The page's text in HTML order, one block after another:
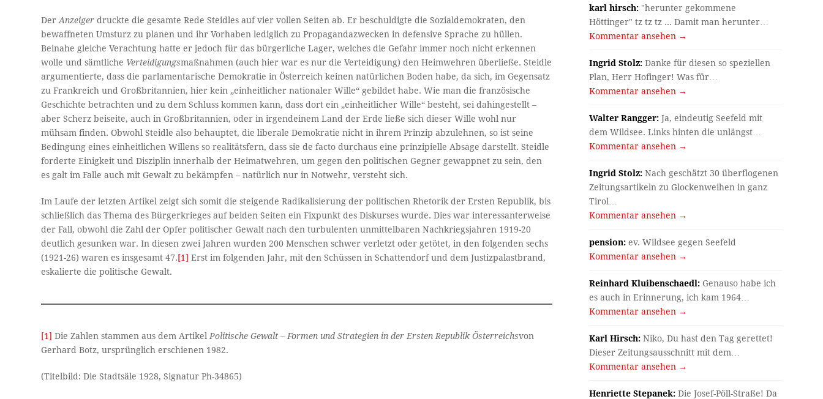
DerAnzeiger druckte die gesamte Rede Steidles auf vier vollen Seiten ab. Er beschuldigte die Sozialdemokraten, den
bewaffneten Umsturz zu planen und ihr Vorhaben lediglich zu Propagandazwecken in defensive Sprache zu hüllen.
Beinahe gleiche Verachtung hatte er jedoch für das bürgerliche Lager, welches die Gefahr immer noch nicht erkennen
wolle und sämtliche Verteidigungsmaßnahmen (auch hier war es nur die Verteidigung) den Heimwehren überließe. Steidle
argumentierte, dass die parlamentarische Demokratie in Österreich keinen natürlichen Boden habe, da sich, im Gegensatz
zu Frankreich und Großbritannien, hier kein „einheitlicher nationaler Wille“ gebildet habe. Wie man die französische
Geschichte betrachten und zu dem Schluss kommen kann, dass dort ein „einheitlicher Wille“ besteht, sei dahingestellt –
aber Scherz beiseite, auch in Großbritannien, oder in irgendeinem Land der Erde ließe sich dieser Wille wohl nur
mühsam finden. Obwohl Steidle also behauptet, die liberale Demokratie nicht in ihrem Prinzip abzulehnen, so ist seine
Bedingung eines einheitlichen Willens so realitätsfern, dass sie de facto durchaus eine prinzipielle Absage darstellt. Steidle
forderte Einigkeit und Disziplin innerhalb der Heimatwehren, um gegen den politischen Gegner gewappnet zu sein, den
es galt im Falle auch mit Gewalt zu bekämpfen – natürlich nur in Notwehr, versteht sich.
Im Laufe der letzten Artikel zeigt sich somit die steigende Radikalisierung der politischen Rhetorik der Ersten Republik, bis
schließlich das Thema des Bürgerkrieges auf beiden Seiten ein Fixpunkt des Diskurses wurde. Dies war interessanterweise
der Fall, obwohl die Zahl der Opfer politischer Gewalt nach den turbulenten unmittelbaren Nachkriegsjahren 1919-20
deutlich gesunken war. In diesen zwei Jahren wurden 200 Menschen schwer verletzt oder getötet, in den folgenden sechs
(1921-26) waren es insgesamt 47.[1] Erst im folgenden Jahr, mit den Schüssen in Schattendorf und dem Justizpalastbrand,
eskalierte die politische Gewalt.
[1] Die Zahlen stammen aus dem Artikel Politische Gewalt – Formen und Strategien in der Ersten Republik Österreichsvon
Gerhard Botz, ursprünglich erschienen 1982.
(Titelbild: Die Stadtsäle 1928, Signatur Ph-34865)
karl hirsch: "herunter gekommene
Höttinger" tz tz tz ... Damit man herunter…
Kommentar ansehen →
Ingrid Stolz: Danke für diesen so speziellen
Plan, Herr Hofinger! Was für…
Kommentar ansehen →
Walter Rangger: Ja, eindeutig Seefeld mit
dem Wildsee. Links hinten die unlängst…
Kommentar ansehen →
Ingrid Stolz: Nach geschätzt 30 überflogenen
Zeitungsartikeln zu Glockenweihen in ganz
Tirol…
Kommentar ansehen →
pension: ev. Wildsee gegen Seefeld
Kommentar ansehen →
Reinhard Kluibenschaedl: Genauso habe ich
es auch in Erinnerung, ich kam 1964…
Kommentar ansehen →
Karl Hirsch: Niko, Du hast den Tag gerettet!
Dieser Zeitungsausschnitt mit dem…
Kommentar ansehen →
Henriette Stepanek: Die Josef-Pöll-Straße! Da